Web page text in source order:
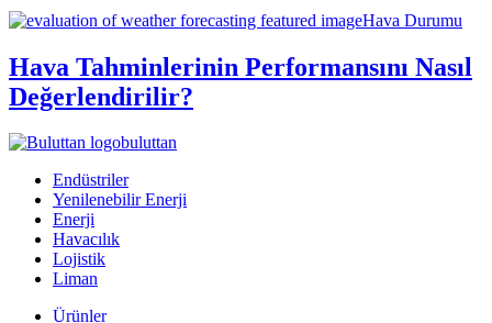
Hava Durumu
Hava Tahminlerinin Performansını Nasıl
Değerlendirilir?
buluttan
Endüstriler
Yenilenebilir Enerji
Enerji
Havacılık
Lojistik
Liman
Ürünler